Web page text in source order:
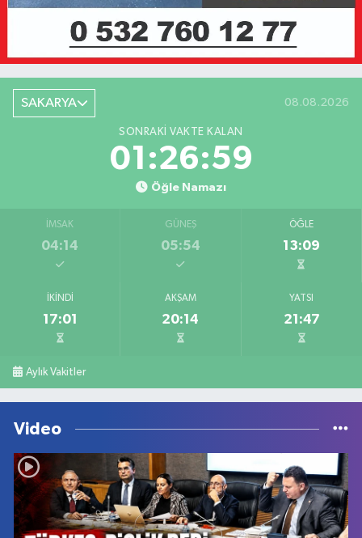
SAKARYA 08.08.2026
SONRAKI VAKTE KALAN
01:26:59
Öğle Namazı
İMSAK
04:14
GÜNEŞ
05:54
ÖĞLE
13:09
İKINDI
17:01
AKŞAM
20:14
YATSI
21:47
Aylık Vakitler
Video